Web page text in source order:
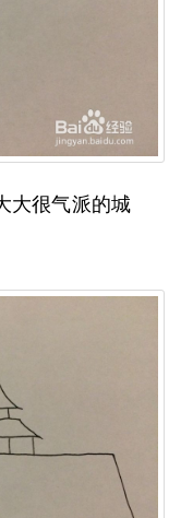
大很气派的城